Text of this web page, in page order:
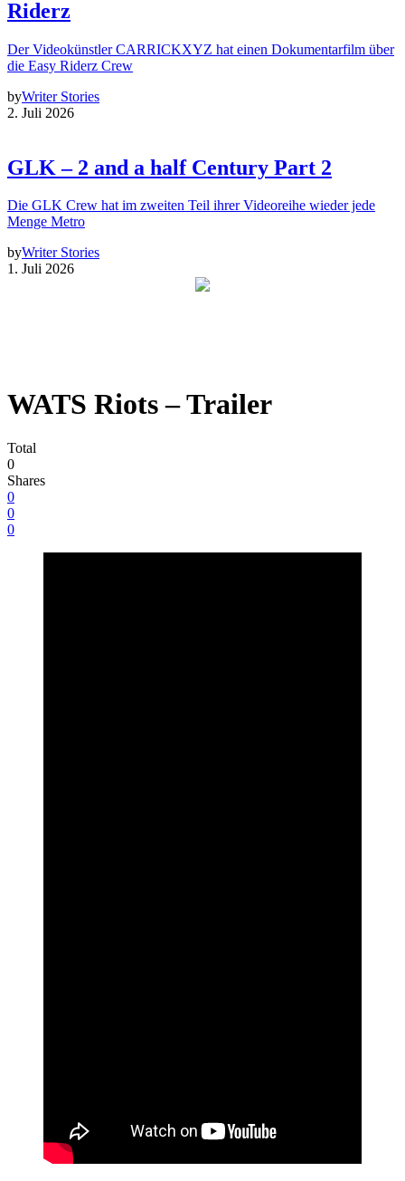
Riderz
Der Videokünstler CARRICKXYZ hat einen Dokumentarfilm über
die Easy Riderz Crew
byWriter Stories
2. Juli 2026
GLK – 2 and a half Century Part 2
Die GLK Crew hat im zweiten Teil ihrer Videoreihe wieder jede
Menge Metro
byWriter Stories
1. Juli 2026
WATS Riots – Trailer
Total
0
Shares
0
0
0